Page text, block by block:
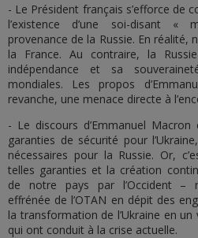
- Le Président français s’efforce de
l’existence d’une soi-disant «
provenance de la Russie. En réalité,
la France. Au contraire, la
indépendance et sa
mondiales. Les propos
revanche, une menace directe à
- Le discours d’Emmanuel
garanties de sécurité pour
nécessaires pour la Russie. Or,
telles garanties et la création
de notre pays par l’Occident –
effrénée de l’OTAN en dépit des
la transformation de l’Ukraine en
qui ont conduit à la crise actuelle.